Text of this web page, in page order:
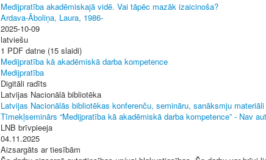
Medijpratība akadēmiskajā vidē. Vai tāpēc mazāk izaicinoša?
Ardava-Āboliņa, Laura, 1986-
2025-10-09
latviešu
1 PDF datne (15 slaidi)
Medijpratība kā akadēmiskā darba kompetence
Medijpratība
Digitāli radīts
Latvijas Nacionālā bibliotēka
Latvijas Nacionālās bibliotēkas konferenču, semināru, sanāksmju
Tīmekļseminārs “Medijpratība kā akadēmiskā darba kompetence” - Nav
LNB brīvpieeja
04.11.2025
Aizsargāts ar tiesībām